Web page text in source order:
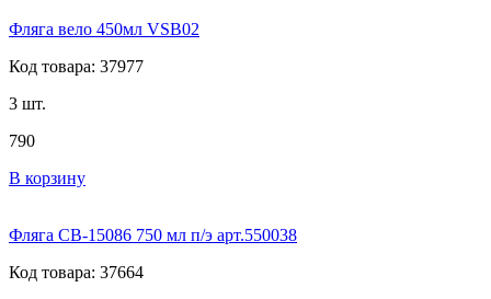
Фляга вело 450мл VSB02
Код товара: 37977
3 шт.
790
В корзину
Фляга CB-15086 750 мл п/э арт.550038
Код товара: 37664